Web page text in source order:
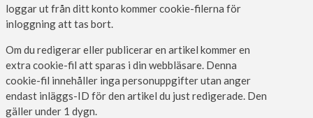
loggar ut från ditt konto kommer cookie-filerna för
inloggning att tas bort.
Om du redigerar eller publicerar en artikel kommer en
extra cookie-fil att sparas i din webbläsare. Denna
cookie-fil innehåller inga personuppgifter utan anger
endast inläggs-ID för den artikel du just redigerade. Den
gäller under 1 dygn.